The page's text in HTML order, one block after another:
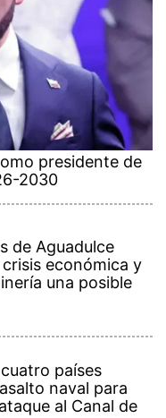
presidente de
2030
de Aguadulce
económica y
una posible
países
naval para
al Canal de